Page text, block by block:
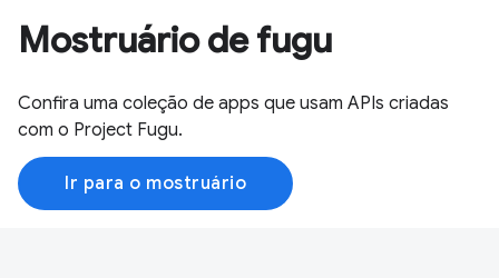
Mostruário de fugu
Confira uma coleção de apps que usam APIs criadas
com o Project Fugu.
Ir para o mostruário